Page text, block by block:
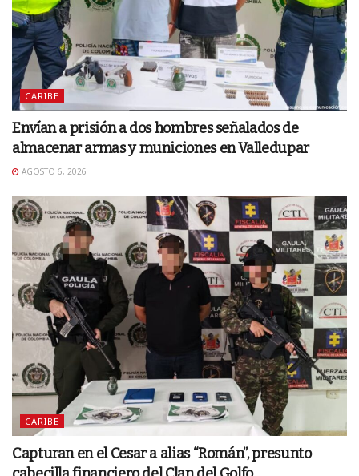
CARIBE
Envían a prisión a dos hombres señalados de
almacenar armas y municiones en Valledupar
AGOSTO 6, 2026
CARIBE
Capturan en el Cesar a alias “Román”, presunto